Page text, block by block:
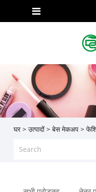
घर > उत्पादों> बेस मेकअप>